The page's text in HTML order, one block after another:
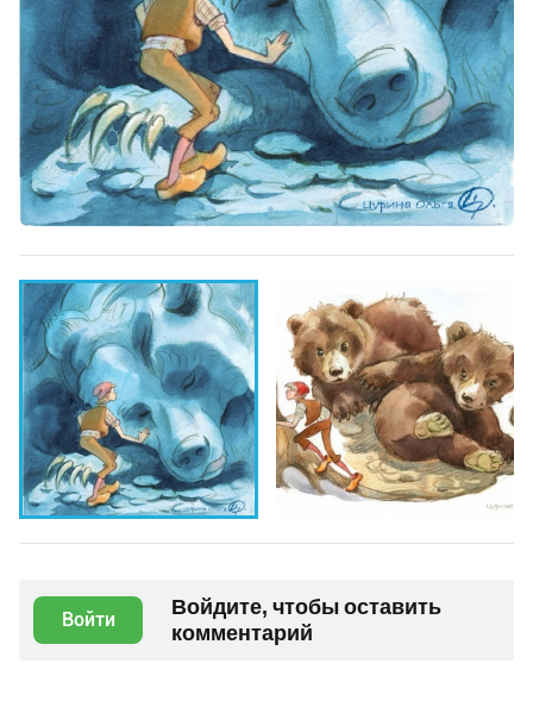
Войти
Войдите, чтобы оставить
комментарий